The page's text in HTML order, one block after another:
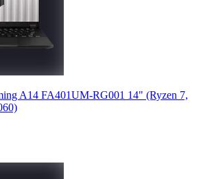
A14 FA401UM-RG001 14" (Ryzen 7,